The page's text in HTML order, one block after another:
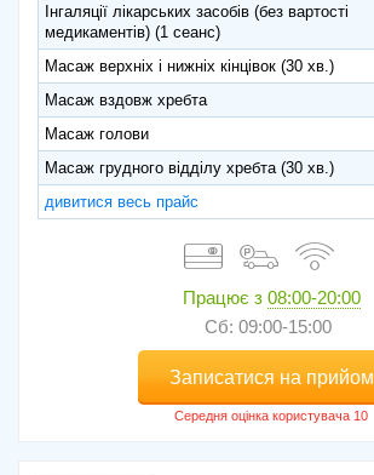
Інгаляції лікарських засобів (без вартості
медикаментів) (1 сеанс)
Масаж верхніх і нижніх кінцівок (30 хв.)
Масаж вздовж хребта
Масаж голови
Масаж грудного відділу хребта (30 хв.)
дивитися весь прайс
Працює з 08:00-20:00
Сб: 09:00-15:00
Записатися на прийом